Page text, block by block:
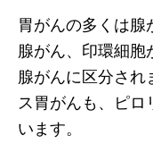
胃がんの多くは
腺がん、印環細胞
腺がんに区分さ
ス胃がんも、ピ
います。